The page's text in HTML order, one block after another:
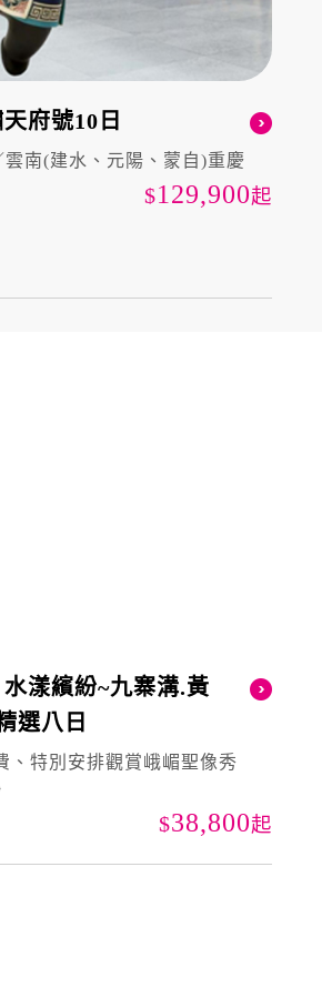
府號10日
南(建水、元陽、蒙自)重慶
129,900起
水漾繽紛~九寨溝.黃
選八日
、特別安排觀賞峨嵋聖像秀
38,800起